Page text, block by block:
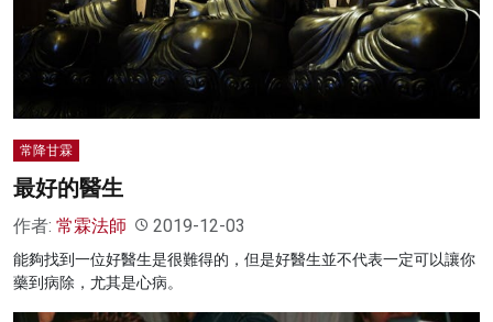
常降甘霖
最好的醫生
作者: 常霖法師 2019-12-03
能夠找到一位好醫生是很難得的，但是好醫生並不代表一定可以讓你
藥到病除，尤其是心病。